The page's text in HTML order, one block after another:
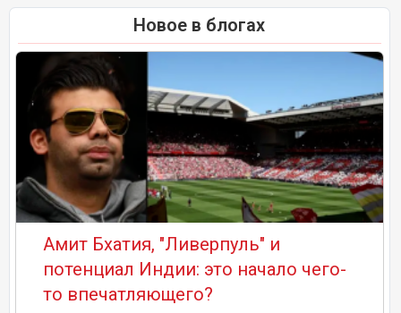
Новое в блогах
Амит Бхатия, "Ливерпуль" и
потенциал Индии: это начало чего-
то впечатляющего?